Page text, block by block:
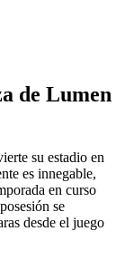
de Lumen
su estadio en
es innegable,
en curso
se
desde el juego